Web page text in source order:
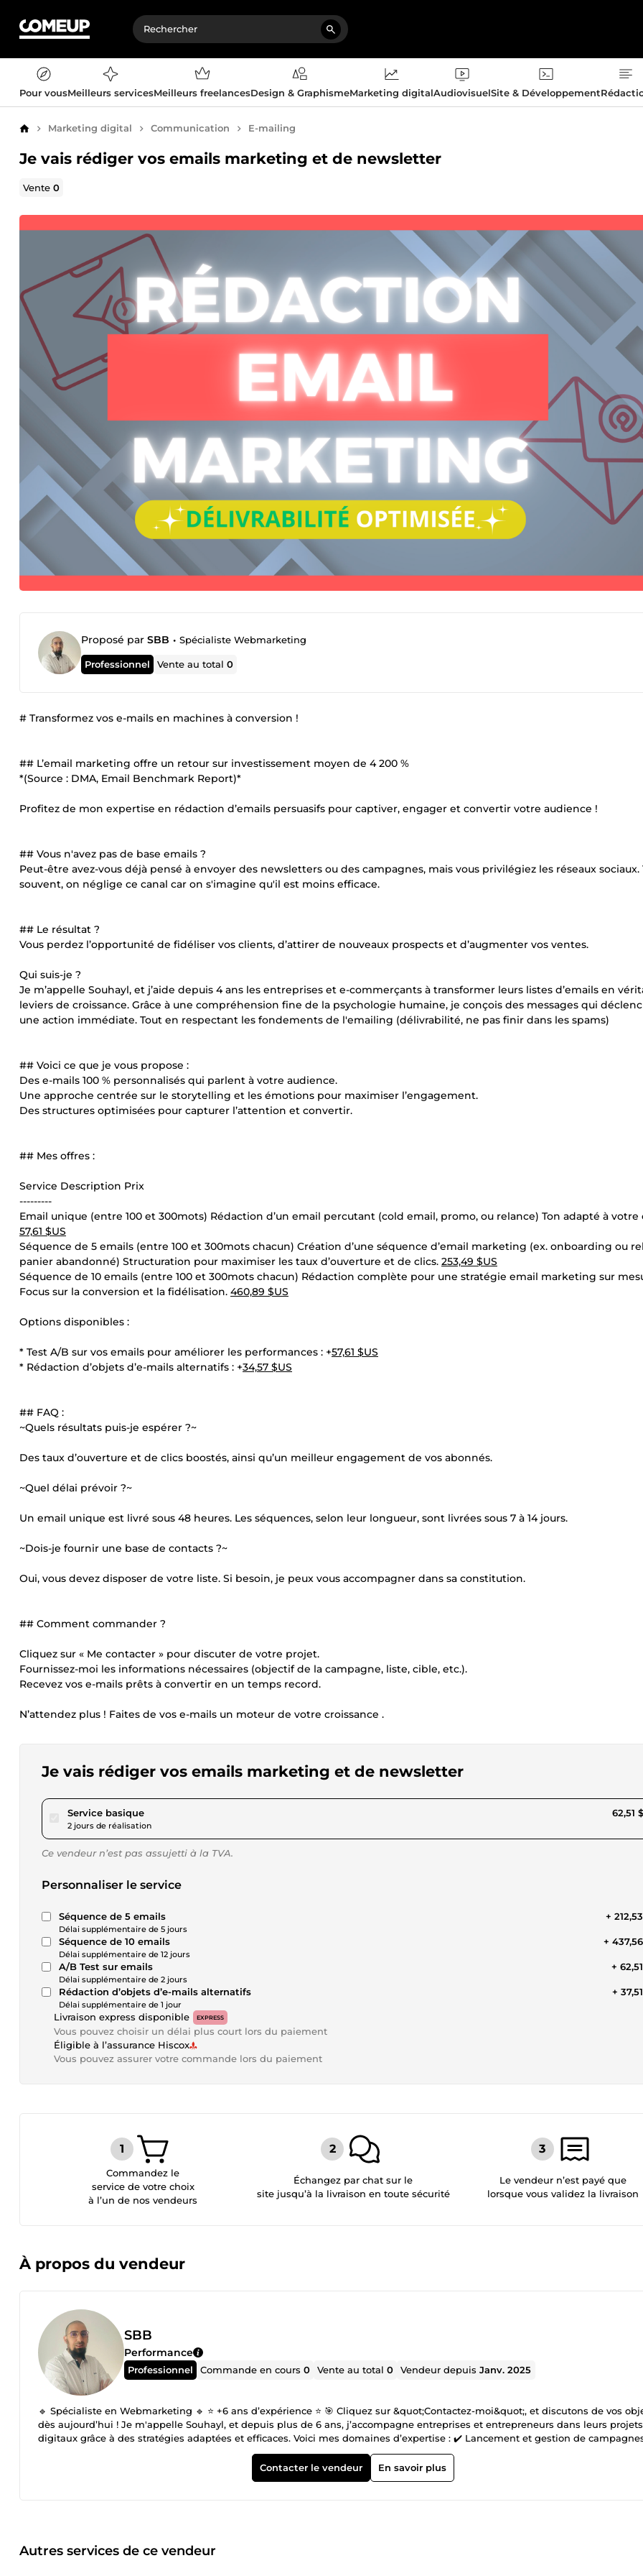
Pour vousMeilleurs servicesMeilleurs freelancesDesign & GraphismeMarketing digitalAudiovisuelSite & Développement
AccueilMarketing digital Communication E-mailing
Je vais rédiger vos emails marketing et de newsletter
Vente0
Proposé par SBB • Spécialiste Webmarketing
Professionnel Vente au total0
# Transformez vos e-mails en machines à conversion !
## L’email marketing offre un retour sur investissement moyen de 4 200 %
*(Source : DMA, Email Benchmark Report)*
Profitez de mon expertise en rédaction d’emails persuasifs pour captiver, engager et convertir votre audience !
## Vous n'avez pas de base emails ?
Peut-être avez-vous déjà pensé à envoyer des newsletters ou des campagnes, mais vous privilégiez les réseaux sociaux.
souvent, on néglige ce canal car on s'imagine qu'il est moins efficace.
## Le résultat ?
Vous perdez l’opportunité de fidéliser vos clients, d’attirer de nouveaux prospects et d’augmenter vos ventes.
Qui suis-je ?
Je m’appelle Souhayl, et j’aide depuis 4 ans les entreprises et e-commerçants à transformer leurs listes d’emails en
leviers de croissance. Grâce à une compréhension fine de la psychologie humaine, je conçois des messages qui
une action immédiate. Tout en respectant les fondements de l'emailing (délivrabilité, ne pas finir dans les spams)
## Voici ce que je vous propose :
Des e-mails 100 % personnalisés qui parlent à votre audience.
Une approche centrée sur le storytelling et les émotions pour maximiser l’engagement.
Des structures optimisées pour capturer l’attention et convertir.
## Mes offres :
Service Description Prix
---------
Email unique (entre 100 et 300mots) Rédaction d’un email percutant (cold email, promo, ou relance) Ton adapté à votre
57,61 $US
Séquence de 5 emails (entre 100 et 300mots chacun) Création d’une séquence d’email marketing (ex. onboarding ou
panier abandonné) Structuration pour maximiser les taux d’ouverture et de clics. 253,49 $US
Séquence de 10 emails (entre 100 et 300mots chacun) Rédaction complète pour une stratégie email marketing sur
Focus sur la conversion et la fidélisation. 460,89 $US
Options disponibles :
* Test A/B sur vos emails pour améliorer les performances : +57,61 $US
* Rédaction d’objets d’e-mails alternatifs : +34,57 $US
## FAQ :
~Quels résultats puis-je espérer ?~
Des taux d’ouverture et de clics boostés, ainsi qu’un meilleur engagement de vos abonnés.
~Quel délai prévoir ?~
Un email unique est livré sous 48 heures. Les séquences, selon leur longueur, sont livrées sous 7 à 14 jours.
~Dois-je fournir une base de contacts ?~
Oui, vous devez disposer de votre liste. Si besoin, je peux vous accompagner dans sa constitution.
## Comment commander ?
Cliquez sur « Me contacter » pour discuter de votre projet.
Fournissez-moi les informations nécessaires (objectif de la campagne, liste, cible, etc.).
Recevez vos e-mails prêts à convertir en un temps record.
N’attendez plus ! Faites de vos e-mails un moteur de votre croissance .
Je vais rédiger vos emails marketing et de newsletter
Service basiquepour 57,61 $US
2 jours de réalisation
62,51
Ce vendeur n’est pas assujetti à la TVA.
Personnaliser le service
Séquence de 5 emails
Délai supplémentaire de 5 jours
+
Séquence de 10 emails
Délai supplémentaire de 12 jours
+
A/B Test sur emails
Délai supplémentaire de 2 jours
+
Rédaction d’objets d’e-mails alternatifs
Délai supplémentaire de 1 jour
+
Livraison express disponible EXPRESS
Vous pouvez choisir un délai plus court lors du paiement
Éligible à l’assurance Hiscox
Vous pouvez assurer votre commande lors du paiement
Commandez le
service de votre choix
à l’un de nos vendeurs
Échangez par chat sur le
site jusqu’à la livraison en toute sécurité
Le vendeur n’est payé que
lorsque vous validez la livraison
À propos du vendeur
SBB
Performance
Professionnel Commande en cours0 Vente au total0 Vendeur depuisJanv. 2025
🔹 Spécialiste en Webmarketing 🔹 ⭐ +6 ans d’expérience ⭐ 🎯 Cliquez sur &quot;Contactez-moi&quot;, et discutons de vos
dès aujourd’hui ! Je m'appelle Souhayl, et depuis plus de 6 ans, j’accompagne entreprises et entrepreneurs dans leurs projets
digitaux grâce à des stratégies adaptées et efficaces. Voici mes domaines d’expertise : ✔️ Lancement et gestion de
publicitaires (Facebook Ads, Google Ads) ✔️ Conception de sites web performants et sur mesure ✔️ Rédaction persuasive pour
maximiser vos conversions ✔️ Automatisation et ciblage efficace du marketing par e-mail Toujours à l’écoute des évolutions
secteur, je veille à vous proposer des solutions innovantes et adaptées à vos besoins spécifiques. Pourquoi travailler avec moi
Contacter le vendeur En savoir plus
Autres services de ce vendeur